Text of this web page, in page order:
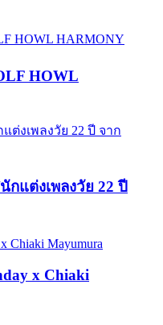
HOWL
กแต่งเพลงวัย 22 ปี
x Chiaki